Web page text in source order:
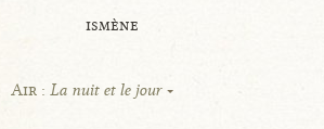
ismène
Air : La nuit et le jour